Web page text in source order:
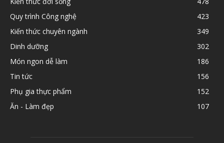
Quy trình Công nghệ
423
Kiến thức chuyên ngành
349
Dinh dưỡng
302
Món ngon dễ làm
186
Tin tức
156
Phụ gia thực phẩm
152
Ăn - Làm đẹp
107